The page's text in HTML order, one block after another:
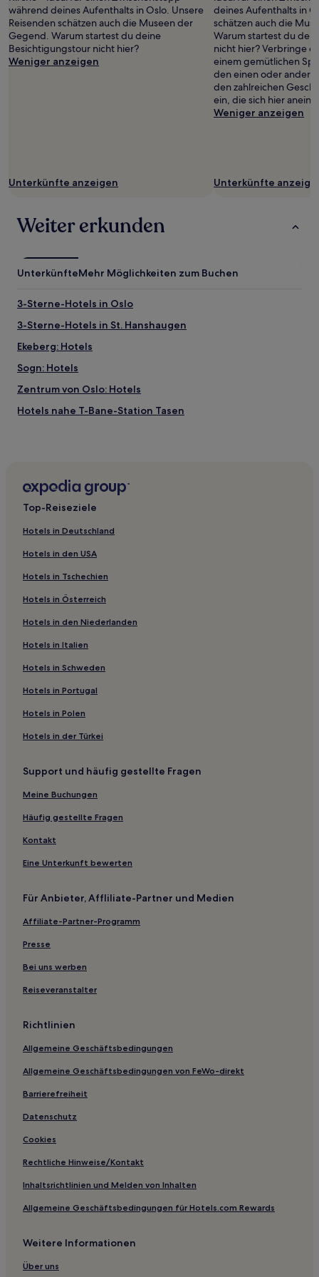
während deines Aufenthalts in Oslo. Unsere
Reisenden schätzen auch die Museen der
Gegend. Warum startest du deine
Besichtigungstour nicht hier?
Weniger anzeigen
Unterkünfte anzeigen
deines Aufenthalts in
schätzen auch die
Warum startest du
nicht hier? Verbringe
einem gemütlichen
den einen oder
den zahlreichen
ein, die sich hier
Weniger anzeigen
Unterkünfte
Weiter erkunden
UnterkünfteMehr Möglichkeiten zum Buchen
3-Sterne-Hotels in Oslo
3-Sterne-Hotels in St. Hanshaugen
Ekeberg: Hotels
Sogn: Hotels
Zentrum von Oslo: Hotels
Hotels nahe T-Bane-Station Tasen
Hotels nahe Stadtbahnhaltestelle Solli
Hotels nahe Stadtbahnhaltestelle Uranienborgveien
Hotels nahe Rund um Bygdoy
Hotels nahe Kirche von Gamlebyen
Lindoya: Hotels
Hotels nahe Botanischer Garten Oslo
Hovedoya: Hotels
Hotels nahe Stadtbahnhaltestelle Storo
Hotels nahe T-Bane-Station Forskningsparken
Hotels nahe Kirche von Ullern
Hotels nahe T-Bane-Station Ullevaal-Stadion
Ullern: Hotels
Tøyen: Hotels
Hotels nahe Ekebergparken-Skulpturpark
Hotels nahe Park St. Hanshaugen
Hotels nahe Sogn Öffentliches Bad
Nordstrand: Hotels
Hotels nahe Station Vinderen
Ulvoya: Hotels
Hotels nahe Stadtbahnhaltestelle Oslo Hospital
Oslo Hotels
Ferienwohnungen in Oslo
Haustierfreundliche in Oslo
Hotels mit inbegriffenem Frühstück in Oslo
Top-Reiseziele
Hotels in Deutschland
Hotels in den USA
Hotels in Tschechien
Hotels in Österreich
Hotels in den Niederlanden
Hotels in Italien
Hotels in Schweden
Hotels in Portugal
Hotels in Polen
Hotels in der Türkei
Support und häufig gestellte Fragen
Meine Buchungen
Häufig gestellte Fragen
Kontakt
Eine Unterkunft bewerten
Für Anbieter, Affliliate-Partner und Medien
Affiliate-Partner-Programm
Presse
Bei uns werben
Reiseveranstalter
Richtlinien
Allgemeine Geschäftsbedingungen
Allgemeine Geschäftsbedingungen von FeWo-direkt
Barrierefreiheit
Datenschutz
Cookies
Rechtliche Hinweise/Kontakt
Inhaltsrichtlinien und Melden von Inhalten
Allgemeine Geschäftsbedingungen für Hotels.com Rewards
Weitere Informationen
Über uns